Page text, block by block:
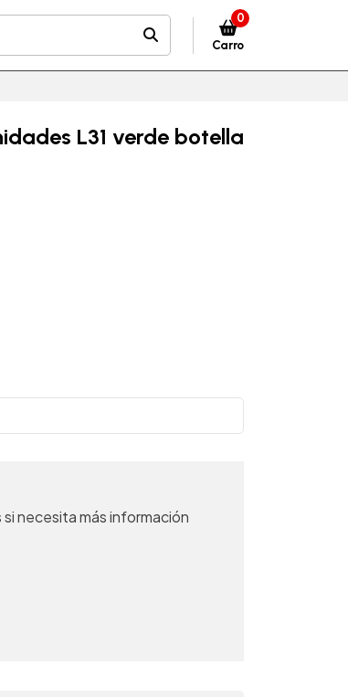
0
Carro
L31 verde botella
necesita más información